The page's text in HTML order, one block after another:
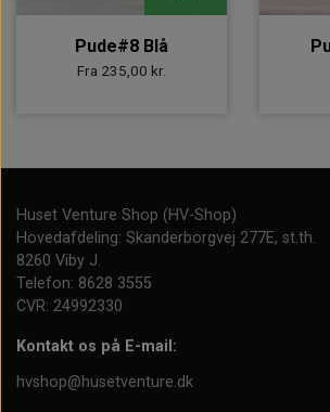
Pude#8 Blå
Fra 235,00 kr.
Huset Venture Shop (HV-Shop)
Hovedafdeling: Skanderborgvej 277E, st.th.
8260 Viby J.
Telefon: 8628 3555
CVR: 24992330
Kontakt os på E-mail:
hvshop@husetventure.dk